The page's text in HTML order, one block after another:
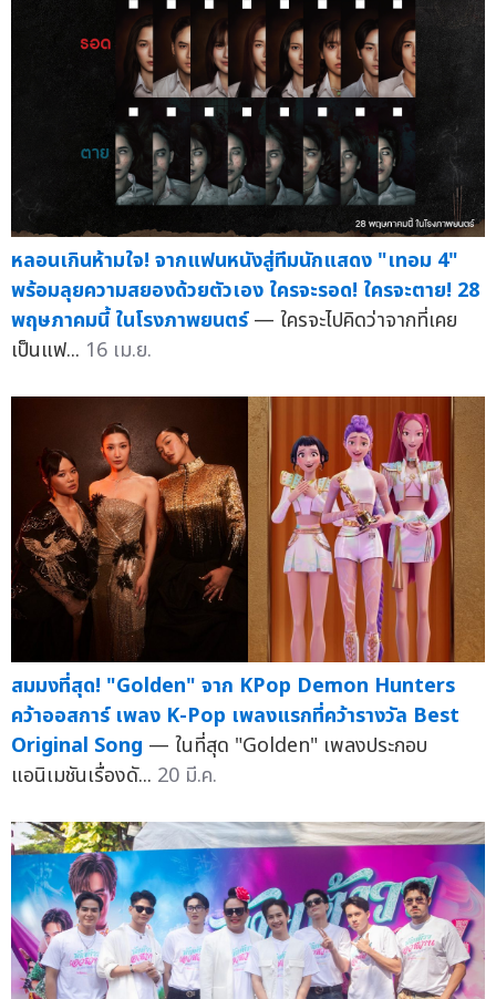
หลอนเกินห้ามใจ! จากแฟนหนังสู่ทีมนักแสดง "เทอม 4"
พร้อมลุยความสยองด้วยตัวเอง ใครจะรอด! ใครจะตาย! 28
พฤษภาคมนี้ ในโรงภาพยนตร์ — ใครจะไปคิดว่าจากที่เคย
เป็นแฟ... 16 เม.ย.
สมมงที่สุด! "Golden" จาก KPop Demon Hunters
คว้าออสการ์ เพลง K-Pop เพลงแรกที่คว้ารางวัล Best
Original Song — ในที่สุด "Golden" เพลงประกอบ
แอนิเมชันเรื่องดั... 20 มี.ค.